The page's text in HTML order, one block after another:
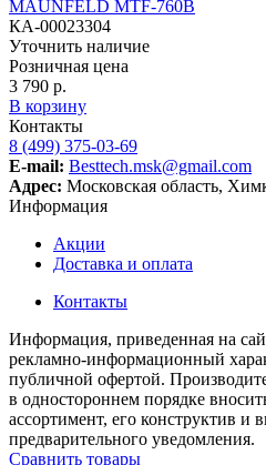
MAUNFELD MTF-760B
КА-00023304
Уточнить наличие
Розничная цена
3 790 р.
В корзину
Контакты
8 (499) 375-03-69
E-mail: Besttech.msk@gmail.com
Адрес: Московская область,
Информация
Акции
Доставка и оплата
Контакты
Информация, приведенная на
рекламно-информационный
публичной офертой.
в одностороннем порядке
ассортимент, его конструктив и
предварительного уведомления.
Сравнить товары